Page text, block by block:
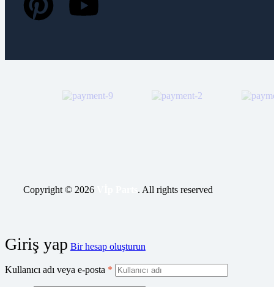
Copyright © 2026 . All rights reserved
Giriş yap Bir hesap oluşturun
Kullanıcı adı veya e-posta *